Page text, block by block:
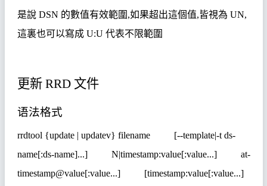
是說DSN 的數值有效範圍 ,如果超出這個值,皆視為 UN,
這裏也可以寫成U:U 代表不限範圍
更新RRD 文件
语法格式
rrdtool {update | updatev} filename [--template|-t ds-
name[:ds-name]...] N|timestamp:value[:value...] at-
timestamp@value[:value...] [timestamp:value[:value...]